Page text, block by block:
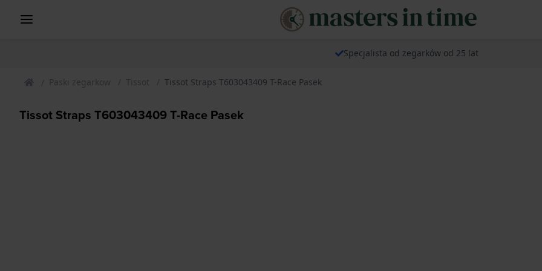
Specjalista od zegarków od 25 lat
Paski zegarkow Tissot Tissot Straps T603043409 T-Race Pasek
Tissot Straps T603043409 T-Race Pasek